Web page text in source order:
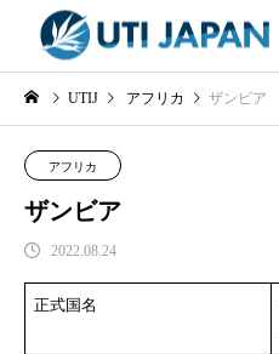
UTIJ アフリカ ザンビア
アフリカ
ザンビア
2022.08.24
正式国名